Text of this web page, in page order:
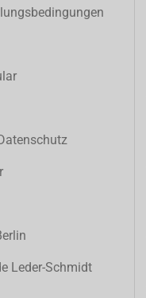
Leder-Schmidt